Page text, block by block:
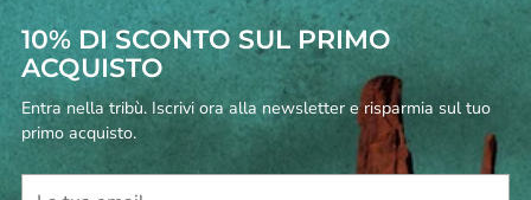
10% DI SCONTO SUL PRIMO
ACQUISTO
Entra nella tribù. Iscrivi ora alla newsletter e risparmia sul tuo
primo acquisto.